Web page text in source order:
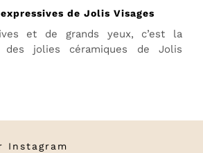
de Jolis Visages
et de grands yeux, c’est la
des jolies céramiques de Jolis
Instagram